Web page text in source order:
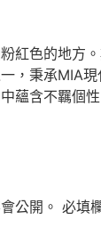
紅色的地方
，秉承MIA
蘊含不羈個
公開。 必填